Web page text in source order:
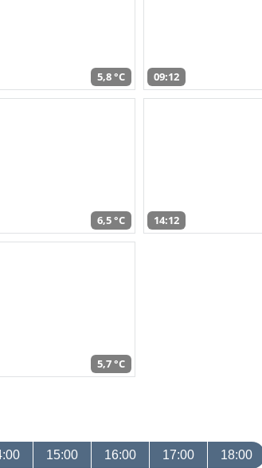
5,8 °C 09:12
6,5 °C 14:12
5,7 °C
15:00 16:00 17:00 18:00